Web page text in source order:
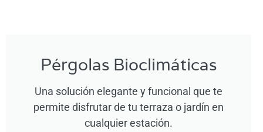
Pérgolas Bioclimáticas
Una solución elegante y funcional que te
permite disfrutar de tu terraza o jardín en
cualquier estación.